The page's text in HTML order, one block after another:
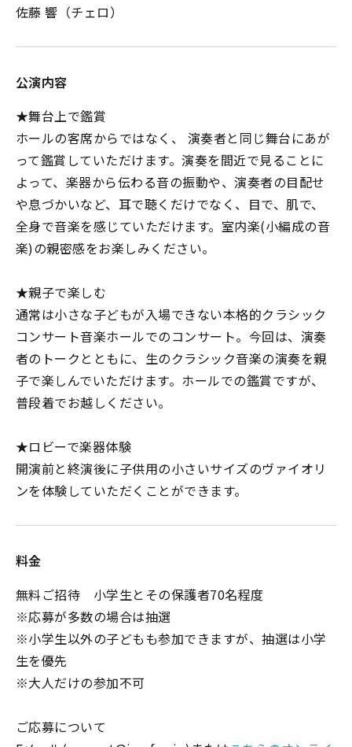
佐藤 響（チェロ）
公演内容
★舞台上で鑑賞
ホールの客席からではなく、 演奏者と同じ舞台にあが
って鑑賞していただけます。演奏を間近で見ることに
よって、楽器から伝わる音の振動や、演奏者の目配せ
や息づかいなど、耳で聴くだけでなく、目で、肌で、
全身で音楽を感じていただけます。室内楽(小編成の音
楽)の親密感をお楽しみください。
★親子で楽しむ
通常は小さな子どもが入場できない本格的クラシック
コンサート音楽ホールでのコンサート。今回は、演奏
者のトークとともに、生のクラシック音楽の演奏を親
子で楽しんでいただけます。ホールでの鑑賞ですが、
普段着でお越しください。
★ロビーで楽器体験
開演前と終演後に子供用の小さいサイズのヴァイオリ
ンを体験していただくことができます。
料金
無料ご招待 小学生とその保護者70名程度
※応募が多数の場合は抽選
※小学生以外の子どもも参加できますが、抽選は小学
生を優先
※大人だけの参加不可
ご応募について